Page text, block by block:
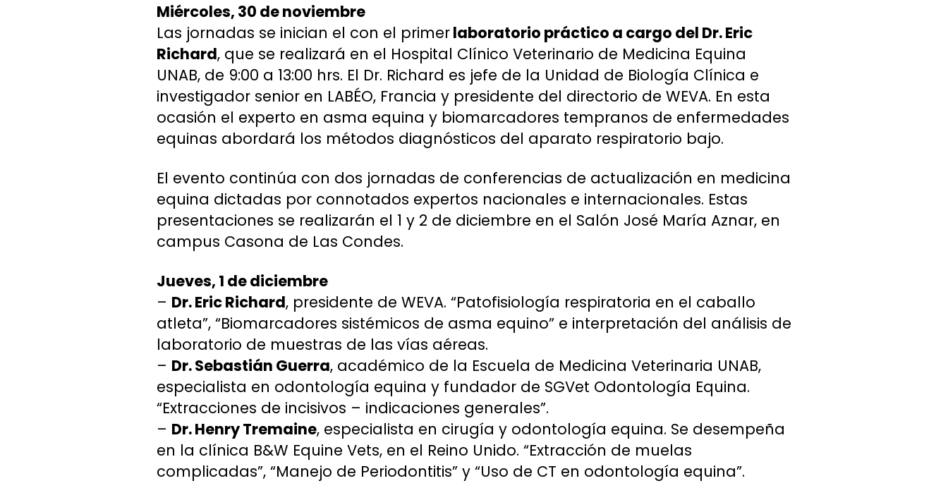
Miércoles, 30 de noviembre
Las jornadas se inician el con el primerlaboratorio práctico a cargo del Dr. Eric
Richard, que se realizará en el Hospital Clínico Veterinario de Medicina Equina
UNAB, de 9:00 a 13:00 hrs. El Dr. Richard es jefe de la Unidad de Biología Clínica e
investigador senior en LABÉO, Francia y presidente del directorio de WEVA. En esta
ocasión el experto en asma equina y biomarcadores tempranos de enfermedades
equinas abordará los métodos diagnósticos del aparato respiratorio bajo.
El evento continúa con dos jornadas de conferencias de actualización en medicina
equina dictadas por connotados expertos nacionales e internacionales. Estas
presentaciones se realizarán el 1 y 2 de diciembre en el Salón José María Aznar, en
campus Casona de Las Condes.
Jueves, 1 de diciembre
– Dr. Eric Richard, presidente de WEVA. “Patofisiología respiratoria en el caballo
atleta”, “Biomarcadores sistémicos de asma equino” e interpretación del análisis de
laboratorio de muestras de las vías aéreas.
– Dr. Sebastián Guerra, académico de la Escuela de Medicina Veterinaria UNAB,
especialista en odontología equina y fundador de SGVet Odontología Equina.
“Extracciones de incisivos – indicaciones generales”.
– Dr. Henry Tremaine, especialista en cirugía y odontología equina. Se desempeña
en la clínica B&W Equine Vets, en el Reino Unido. “Extracción de muelas
complicadas”, “Manejo de Periodontitis” y “Uso de CT en odontología equina”.